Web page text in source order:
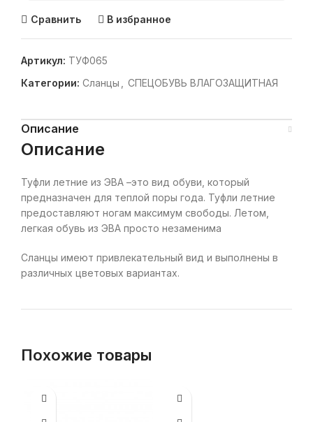
Сравнить В избранное
Артикул: ТУФ065
Категории: Сланцы , СПЕЦОБУВЬ ВЛАГОЗАЩИТНАЯ
Описание
Описание
Туфли летние из ЭВА –это вид обуви, который
предназначен для теплой поры года. Туфли летние
предоставляют ногам максимум свободы. Летом,
легкая обувь из ЭВА просто незаменима
Сланцы имеют привлекательный вид и выполнены в
различных цветовых вариантах.
Похожие товары